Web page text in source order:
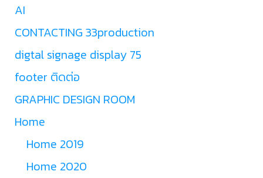
AI
CONTACTING 33production
digtal signage display 75
footer ติดต่อ
GRAPHIC DESIGN ROOM
Home
Home 2019
Home 2020